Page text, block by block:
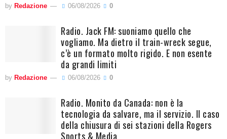
by Redazione 06/08/2026 0
Radio. Jack FM: suoniamo quello che
vogliamo. Ma dietro il train-wreck segue,
c’è un formato molto rigido. E non esente
da grandi limiti
by Redazione 06/08/2026 0
Radio. Monito da Canada: non è la
tecnologia da salvare, ma il servizio. Il caso
della chiusura di sei stazioni della Rogers
Sports & Media